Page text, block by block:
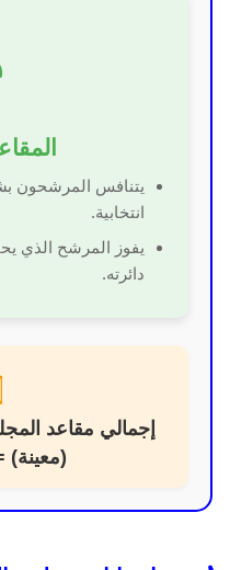
يتنافس المرشحون
انتخابية.
يفوز المرشح الذي
دائرته.
إجمالي مقاعد